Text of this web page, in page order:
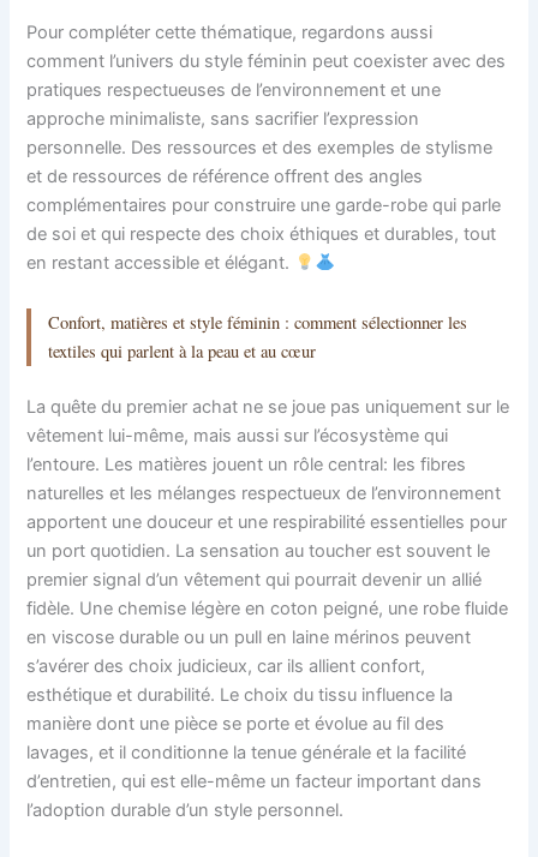
Pour compléter cette thématique, regardons aussi
comment l’univers du style féminin peut coexister avec des
pratiques respectueuses de l’environnement et une
approche minimaliste, sans sacrifier l’expression
personnelle. Des ressources et des exemples de stylisme
et de ressources de référence offrent des angles
complémentaires pour construire une garde-robe qui parle
de soi et qui respecte des choix éthiques et durables, tout
en restant accessible et élégant.
Confort, matières et style féminin : comment sélectionner les
textiles qui parlent à la peau et au cœur
La quête du premier achat ne se joue pas uniquement sur le
vêtement lui-même, mais aussi sur l’écosystème qui
l’entoure. Les matières jouent un rôle central: les fibres
naturelles et les mélanges respectueux de l’environnement
apportent une douceur et une respirabilité essentielles pour
un port quotidien. La sensation au toucher est souvent le
premier signal d’un vêtement qui pourrait devenir un allié
fidèle. Une chemise légère en coton peigné, une robe fluide
en viscose durable ou un pull en laine mérinos peuvent
s’avérer des choix judicieux, car ils allient confort,
esthétique et durabilité. Le choix du tissu influence la
manière dont une pièce se porte et évolue au fil des
lavages, et il conditionne la tenue générale et la facilité
d’entretien, qui est elle-même un facteur important dans
l’adoption durable d’un style personnel.